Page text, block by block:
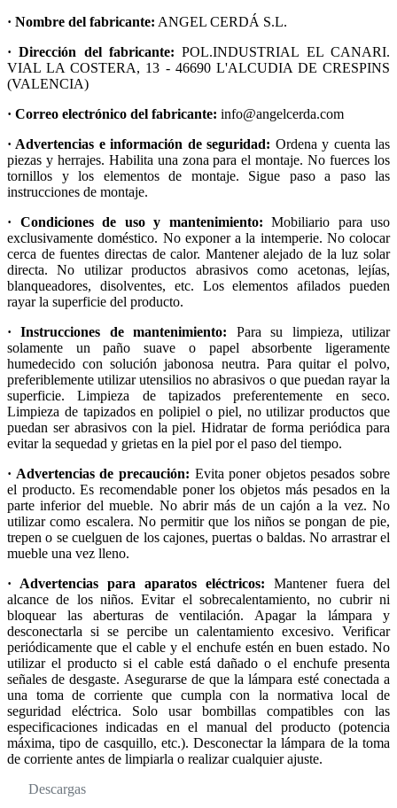
· Nombre del fabricante: ANGEL CERDÁ S.L.
· Dirección del fabricante: POL.INDUSTRIAL EL CANARI.
VIAL LA COSTERA, 13 - 46690 L'ALCUDIA DE CRESPINS
(VALENCIA)
· Correo electrónico del fabricante: info@angelcerda.com
· Advertencias e información de seguridad: Ordena y cuenta las
piezas y herrajes. Habilita una zona para el montaje. No fuerces los
tornillos y los elementos de montaje. Sigue paso a paso las
instrucciones de montaje.
· Condiciones de uso y mantenimiento: Mobiliario para uso
exclusivamente doméstico. No exponer a la intemperie. No colocar
cerca de fuentes directas de calor. Mantener alejado de la luz solar
directa. No utilizar productos abrasivos como acetonas, lejías,
blanqueadores, disolventes, etc. Los elementos afilados pueden
rayar la superficie del producto.
· Instrucciones de mantenimiento: Para su limpieza, utilizar
solamente un paño suave o papel absorbente ligeramente
humedecido con solución jabonosa neutra. Para quitar el polvo,
preferiblemente utilizar utensilios no abrasivos o que puedan rayar la
superficie. Limpieza de tapizados preferentemente en seco.
Limpieza de tapizados en polipiel o piel, no utilizar productos que
puedan ser abrasivos con la piel. Hidratar de forma periódica para
evitar la sequedad y grietas en la piel por el paso del tiempo.
· Advertencias de precaución: Evita poner objetos pesados sobre
el producto. Es recomendable poner los objetos más pesados en la
parte inferior del mueble. No abrir más de un cajón a la vez. No
utilizar como escalera. No permitir que los niños se pongan de pie,
trepen o se cuelguen de los cajones, puertas o baldas. No arrastrar el
mueble una vez lleno.
· Advertencias para aparatos eléctricos: Mantener fuera del
alcance de los niños. Evitar el sobrecalentamiento, no cubrir ni
bloquear las aberturas de ventilación. Apagar la lámpara y
desconectarla si se percibe un calentamiento excesivo. Verificar
periódicamente que el cable y el enchufe estén en buen estado. No
utilizar el producto si el cable está dañado o el enchufe presenta
señales de desgaste. Asegurarse de que la lámpara esté conectada a
una toma de corriente que cumpla con la normativa local de
seguridad eléctrica. Solo usar bombillas compatibles con las
especificaciones indicadas en el manual del producto (potencia
máxima, tipo de casquillo, etc.). Desconectar la lámpara de la toma
de corriente antes de limpiarla o realizar cualquier ajuste.
Descargas